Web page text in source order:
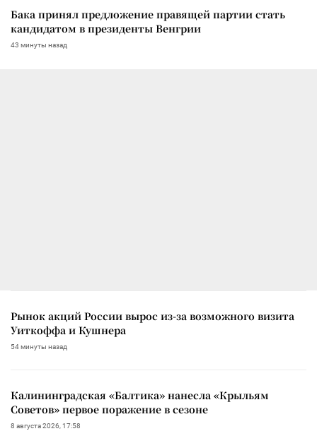
Бака принял предложение правящей партии стать
кандидатом в президенты Венгрии
43 минуты назад
Рынок акций России вырос из-за возможного визита
Уиткоффа и Кушнера
54 минуты назад
Калининградская «Балтика» нанесла «Крыльям
Советов» первое поражение в сезоне
8 августа 2026, 17:58